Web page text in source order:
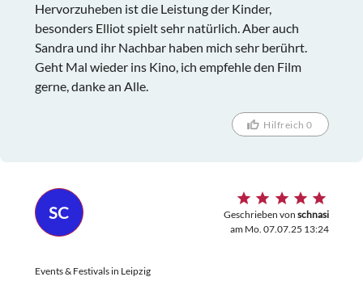
Hervorzuheben ist die Leistung der Kinder,
besonders Elliot spielt sehr natürlich. Aber auch
Sandra und ihr Nachbar haben mich sehr berührt.
Geht Mal wieder ins Kino, ich empfehle den Film
gerne, danke an Alle.
Hilfreich 0
SC Geschrieben von schnasi
am Mo. 07.07.25 13:24
Events & Festivals in Leipzig